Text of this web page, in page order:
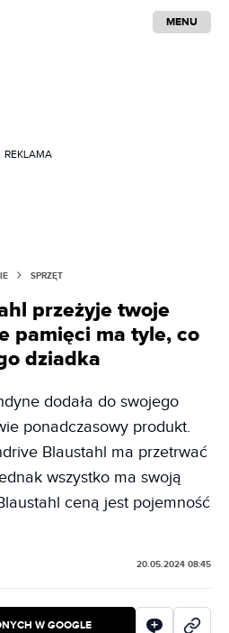
MENU
REKLAMA
SPRZĘT
przeżyje twoje
pamięci ma tyle, co
dziadka
dodała do swojego
ponadczasowy produkt.
Blaustahl ma przetrwać
wszystko ma swoją
ceną jest pojemność
20.05.2024 08:45
W GOOGLE